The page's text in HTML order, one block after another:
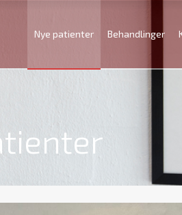
Nye patienter Behandlinger